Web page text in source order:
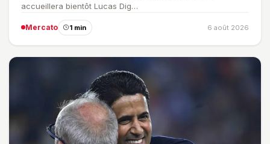
accueillera bientôt Lucas Dig…
Mercato 1 min 6 août 2026